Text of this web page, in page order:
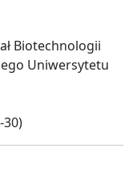
Biotechnologii
Uniwersytetu
30)